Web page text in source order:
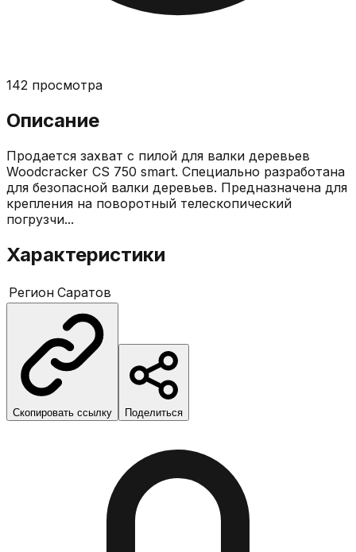
142 просмотра
Описание
Продается захват с пилой для валки деревьев
Woodcracker CS 750 smart. Специально разработана
для безопасной валки деревьев. Предназначена для
крепления на поворотный телескопический
погрузчи...
Характеристики
Регион Саратов
Скопировать ссылку Поделиться